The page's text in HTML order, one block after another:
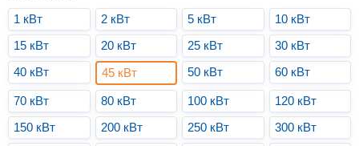
1 кВт
2 кВт 5 кВт
10 кВт
15 кВт
20 кВт 25 кВт
30 кВт
40 кВт
45 кВт 50 кВт 60 кВт
70 кВт 80 кВт 100 кВт
120 кВт
150 кВт
200 кВт 250 кВт
300 кВт